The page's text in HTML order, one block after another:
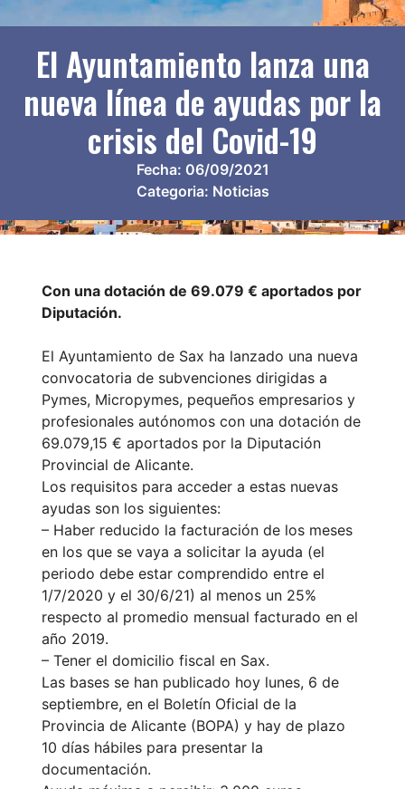
El Ayuntamiento lanza una
nueva línea de ayudas por la
crisis del Covid-19
Fecha: 06/09/2021
Categoria: Noticias
Con una dotación de 69.079 € aportados por
Diputación.
El Ayuntamiento de Sax ha lanzado una nueva
convocatoria de subvenciones dirigidas a
Pymes, Micropymes, pequeños empresarios y
profesionales autónomos con una dotación de
69.079,15 € aportados por la Diputación
Provincial de Alicante.
Los requisitos para acceder a estas nuevas
ayudas son los siguientes:
– Haber reducido la facturación de los meses
en los que se vaya a solicitar la ayuda (el
periodo debe estar comprendido entre el
1/7/2020 y el 30/6/21) al menos un 25%
respecto al promedio mensual facturado en el
año 2019.
– Tener el domicilio fiscal en Sax.
Las bases se han publicado hoy lunes, 6 de
septiembre, en el Boletín Oficial de la
Provincia de Alicante (BOPA) y hay de plazo
10 días hábiles para presentar la
documentación.